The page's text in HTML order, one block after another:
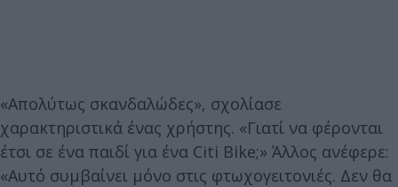
«Απολύτως σκανδαλώδες», σχολίασε
χαρακτηριστικά ένας χρήστης. «Γιατί να φέρονται
έτσι σε ένα παιδί για ένα Citi Bike;» Άλλος ανέφερε:
«Αυτό συμβαίνει μόνο στις φτωχογειτονιές. Δεν θα